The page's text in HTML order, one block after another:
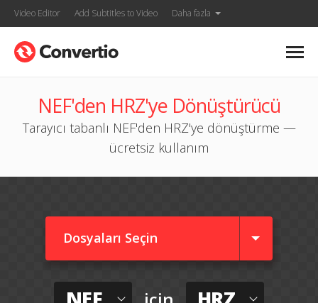
Video Editor Add Subtitles to Video Daha fazla
NEF'den HRZ'ye Dönüştürücü
Tarayıcı tabanlı NEF'den HRZ'ye dönüştürme —
ücretsiz kullanım
Dosyaları Seçin